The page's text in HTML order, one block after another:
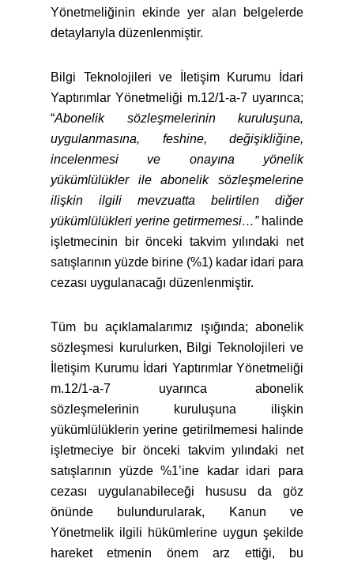
Yönetmeliğinin ekinde yer alan belgelerde
detaylarıyla düzenlenmiştir.
Bilgi Teknolojileri ve İletişim Kurumu İdari
Yaptırımlar Yönetmeliği m.12/1-a-7 uyarınca;
“Abonelik sözleşmelerinin kuruluşuna,
uygulanmasına, feshine, değişikliğine,
incelenmesi ve onayına yönelik
yükümlülükler ile abonelik sözleşmelerine
ilişkin ilgili mevzuatta belirtilen diğer
yükümlülükleri yerine getirmemesi…” halinde
işletmecinin bir önceki takvim yılındaki net
satışlarının yüzde birine (%1) kadar idari para
cezası uygulanacağı düzenlenmiştir.
Tüm bu açıklamalarımız ışığında; abonelik
sözleşmesi kurulurken, Bilgi Teknolojileri ve
İletişim Kurumu İdari Yaptırımlar Yönetmeliği
m.12/1-a-7 uyarınca abonelik
sözleşmelerinin kuruluşuna ilişkin
yükümlülüklerin yerine getirilmemesi halinde
işletmeciye bir önceki takvim yılındaki net
satışlarının yüzde %1’ine kadar idari para
cezası uygulanabileceği hususu da göz
önünde bulundurularak, Kanun ve
Yönetmelik ilgili hükümlerine uygun şekilde
hareket etmenin önem arz ettiği, bu